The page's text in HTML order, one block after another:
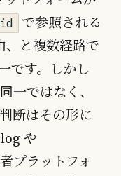
で参照される
と複数経路で
です。しかし
一ではなく、
断はその形に
や
プラットフォ